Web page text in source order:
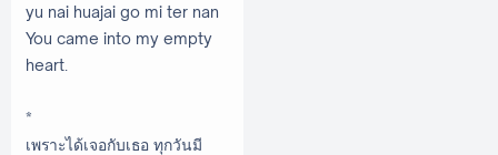
yu nai huajai go mi ter nan
You came into my empty
heart.
*
เพราะได้เจอกับเธอ ทุกวันมี